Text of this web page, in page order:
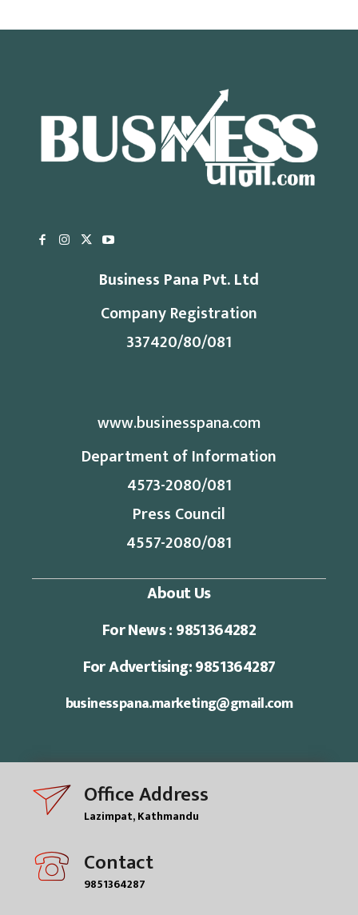
Business Pana Pvt. Ltd
Company Registration
337420/80/081
www.businesspana.com
Department of Information
4573-2080/081
Press Council
4557-2080/081
About Us
For News : 9851364282
For Advertising: 9851364287
businesspana.marketing@gmail.com
Office Address
Lazimpat, Kathmandu
Contact
9851364287